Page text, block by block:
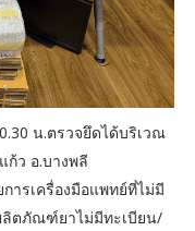
น.ตรวจยึดได้บริเวณ
ก้ว อ.บางพลี
ารเครื่องมือแพทย์ที่ไม่มี
ตภัณฑ์ยาไม่มีทะเบียน/